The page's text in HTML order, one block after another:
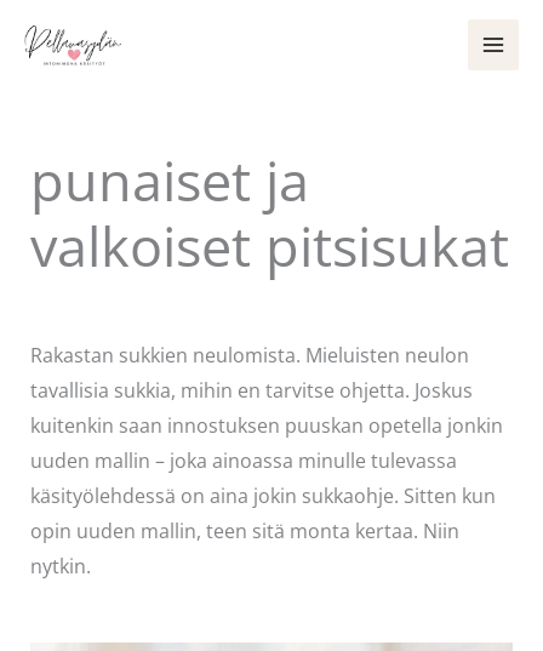
sisältöön
punaiset ja
valkoiset pitsisukat
Rakastan sukkien neulomista. Mieluisten neulon
tavallisia sukkia, mihin en tarvitse ohjetta. Joskus
kuitenkin saan innostuksen puuskan opetella jonkin
uuden mallin – joka ainoassa minulle tulevassa
käsityölehdessä on aina jokin sukkaohje. Sitten kun
opin uuden mallin, teen sitä monta kertaa. Niin
nytkin.